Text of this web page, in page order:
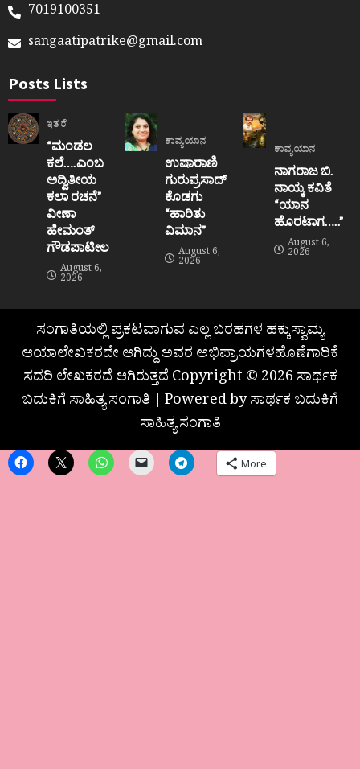
7019100351
sangaatipatrike@gmail.com
Posts Lists
ಇತರೆ
“ಮಂಡಲ
ಕಲೆ….ಎಂಬ
ಅದ್ವಿತೀಯ
ಕಲಾ ರಚನೆ”‌
ವೀಣಾ
ಹೇಮಂತ್‌
ಗೌಡಪಾಟೀಲ
August 6,
2026
ಕಾವ್ಯಯಾನ
ಉಷಾರಾಣಿ
ಗುರುಪ್ರಸಾದ್
ಕೊಡಗು
“ಹಾರಿತು
ವಿಮಾನ”
August 6,
2026
ಕಾವ್ಯಯಾನ
ನಾಗರಾಜ ಬಿ.
ನಾಯ್ಕ ಕವಿತೆ
“ಯಾನ
ಹೊರಟಾಗ…..”
August 6,
2026
ಸಂಗಾತಿಯಲ್ಲಿ ಪ್ರಕಟವಾಗುವ ಎಲ್ಲ ಬರಹಗಳ ಹಕ್ಕುಸ್ವಾಮ್ಯ
ಆಯಾಲೇಖಕರದೇ ಆಗಿದ್ದು ಅವರ ಅಭಿಪ್ರಾಯಗಳಹೊಣೆಗಾರಿಕೆ
ಸದರಿ ಲೇಖಕರದೆ ಆಗಿರುತ್ತದೆ Copyright © 2026 ಸಾರ್ಥಕ
ಬದುಕಿಗೆ ಸಾಹಿತ್ಯ ಸಂಗಾತಿ | Powered by ಸಾರ್ಥಕ ಬದುಕಿಗೆ
ಸಾಹಿತ್ಯ ಸಂಗಾತಿ
More